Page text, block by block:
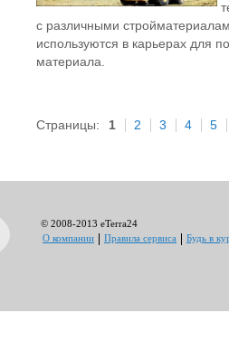
с различными
используются в карьерах для
материала.
Страницы: 1 2 3 4 5
© 2008-2013 eTerra24
О компании
Правила сервиса Будь в